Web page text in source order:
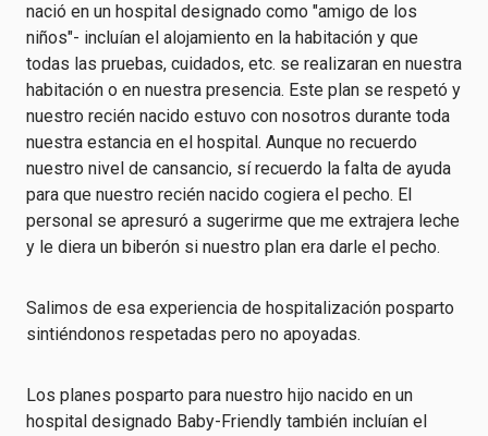
nació en un hospital designado como "amigo de los
niños"- incluían el alojamiento en la habitación y que
todas las pruebas, cuidados, etc. se realizaran en nuestra
habitación o en nuestra presencia. Este plan se respetó y
nuestro recién nacido estuvo con nosotros durante toda
nuestra estancia en el hospital. Aunque no recuerdo
nuestro nivel de cansancio, sí recuerdo la falta de ayuda
para que nuestro recién nacido cogiera el pecho. El
personal se apresuró a sugerirme que me extrajera leche
y le diera un biberón si nuestro plan era darle el pecho.
Salimos de esa experiencia de hospitalización posparto
sintiéndonos respetadas pero no apoyadas.
Los planes posparto para nuestro hijo nacido en un
hospital designado Baby-Friendly también incluían el